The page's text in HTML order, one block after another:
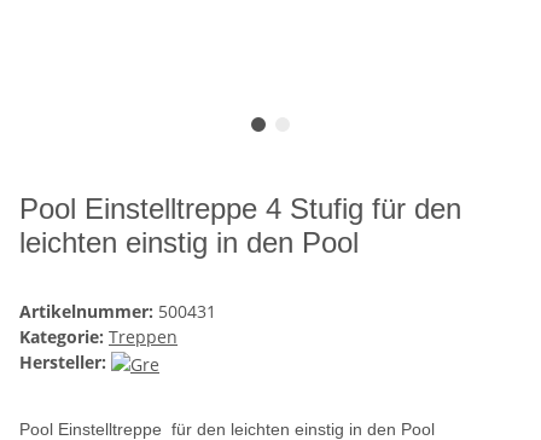
Pool Einstelltreppe 4 Stufig für den
leichten einstig in den Pool
Artikelnummer: 500431
Kategorie: Treppen
Hersteller:
Pool Einstelltreppe für den leichten einstig in den Pool